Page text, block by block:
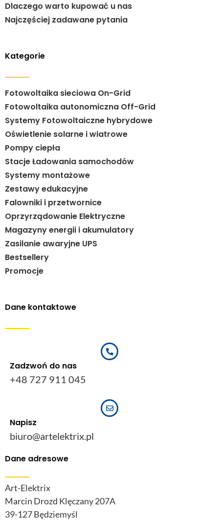
Dlaczego warto kupować u nas
Najczęściej zadawane pytania
Kategorie
Fotowoltaika sieciowa On-Grid
Fotowoltaika autonomiczna Off-Grid
Systemy Fotowoltaiczne hybrydowe
Oświetlenie solarne i wiatrowe
Pompy ciepła
Stacje Ładowania samochodów
Systemy montażowe
Zestawy edukacyjne
Falowniki i przetwornice
Oprzyrządowanie Elektryczne
Magazyny energii i akumulatory
Zasilanie awaryjne UPS
Bestsellery
Promocje
Dane kontaktowe
Zadzwoń do nas
+48 727 911 045
Napisz
biuro@artelektrix.pl
Dane adresowe
Art-Elektrix
Marcin Drozd Klęczany 207A
39-127 Będziemyśl